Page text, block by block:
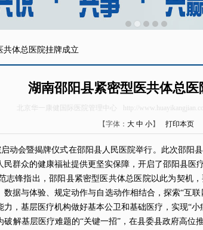
共体总医院挂牌成立
湖南邵阳县紧密型医共体总医
北京华一康健国际医院管理中心 http://
【字体： 大 中 小】 打印本页
启动会暨揭牌仪式在邵阳县人民医院举行。此次邵阳
群众的健康福祉提供更坚实保障，开启了邵阳县医
志锋指出，邵阳县紧密型医共体总医院以此为契机
据与体验、规定动作与自选动作相结合，探索“互
力，基层 医疗机构做好基本公卫和基础医疗，实现“小
解基层医疗难题的“关键一招”，在县委县政府高